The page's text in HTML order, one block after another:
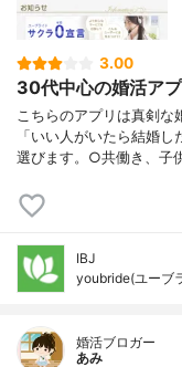
3.00
30代中心の婚活アプ
こちらのアプリは真剣
「いい人がいたら結婚
選びます。○共働き、子
IBJ
youbride(ユーブ
婚活ブロガー
あみ